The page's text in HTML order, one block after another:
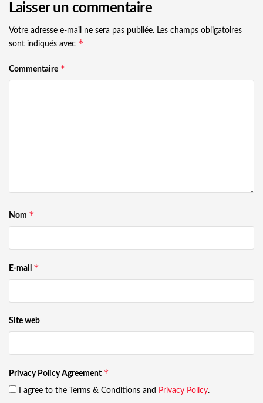
Laisser un commentaire
Votre adresse e-mail ne sera pas publiée. Les champs obligatoires
sont indiqués avec *
Commentaire *
Nom *
E-mail *
Site web
Privacy Policy Agreement *
I agree to the Terms & Conditions and Privacy Policy.